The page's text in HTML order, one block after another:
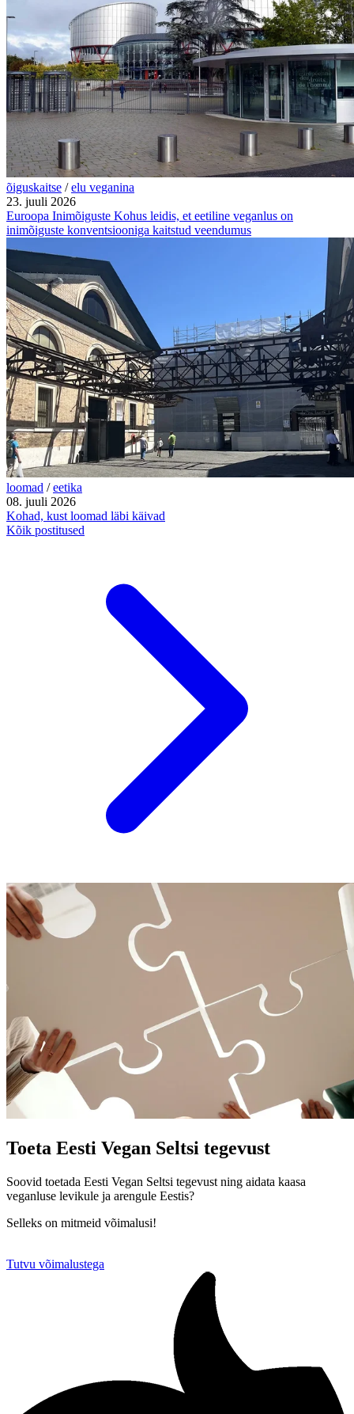
õiguskaitse / elu veganina
23. juuli 2026
Euroopa Inimõiguste Kohus leidis, et eetiline veganlus on
inimõiguste konventsiooniga kaitstud veendumus
loomad / eetika
08. juuli 2026
Kohad, kust loomad läbi käivad
Kõik postitused
Toeta Eesti Vegan Seltsi tegevust
Soovid toetada Eesti Vegan Seltsi tegevust ning aidata kaasa
veganluse levikule ja arengule Eestis?
Selleks on mitmeid võimalusi!
Tutvu võimalustega